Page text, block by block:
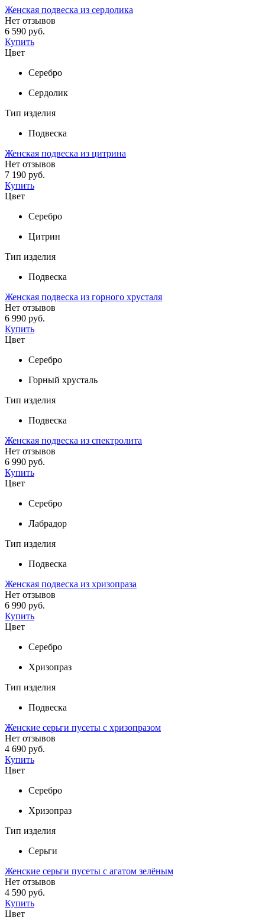
Женская подвеска из сердолика
Нет отзывов
6 590 руб.
Купить
Цвет
Серебро
Сердолик
Тип изделия
Подвеска
Женская подвеска из цитрина
Нет отзывов
7 190 руб.
Купить
Цвет
Серебро
Цитрин
Тип изделия
Подвеска
Женская подвеска из горного хрусталя
Нет отзывов
6 990 руб.
Купить
Цвет
Серебро
Горный хрусталь
Тип изделия
Подвеска
Женская подвеска из спектролита
Нет отзывов
6 990 руб.
Купить
Цвет
Серебро
Лабрадор
Тип изделия
Подвеска
Женская подвеска из хризопраза
Нет отзывов
6 990 руб.
Купить
Цвет
Серебро
Хризопраз
Тип изделия
Подвеска
Женские серьги пусеты с хризопразом
Нет отзывов
4 690 руб.
Купить
Цвет
Серебро
Хризопраз
Тип изделия
Серьги
Женские серьги пусеты с агатом зелёным
Нет отзывов
4 590 руб.
Купить
Цвет